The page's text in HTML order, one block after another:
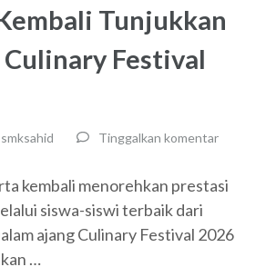
Tunjukkan
Festival
smksahid Tinggalkan komentar
kembali menorehkan prestasi
siswa-siswi terbaik dari
ajang Culinary Festival 2026
…